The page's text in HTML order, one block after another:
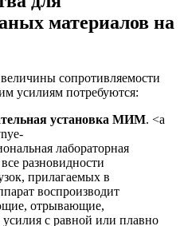
материалов на
сопротивляемости
усилиям потребуются:
установка МИМ. <a
лабораторная
разновидности
прилагаемых в
воспроизводит
отрывающие,
с равной или плавно